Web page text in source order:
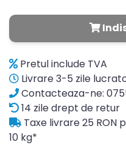
Pretul include TVA
Livrare 3-5 zile
Contacteaza-ne:
14 zile drept de retur
Taxe livrare 25
10 kg*